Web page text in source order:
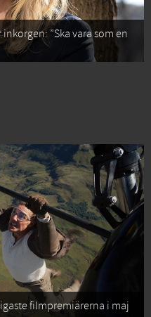
”Ska vara som en
filmpremiärerna i maj